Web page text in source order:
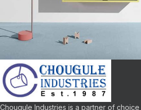
Kitchen
Suspendisse quam at vestibulum
Chougule Industries is a partner of